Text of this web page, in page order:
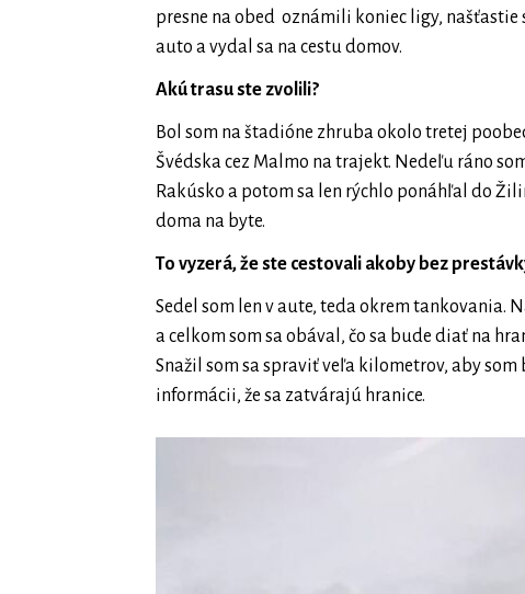
presne na obed oznámili koniec ligy,
auto a vydal sa na cestu domov.
Akú trasu ste zvolili?
Bol som na štadióne zhruba okolo tretej
Švédska cez Malmo na trajekt. Nedeľu ráno
Rakúsko a potom sa len rýchlo ponáhľal do
doma na byte.
To vyzerá, že ste cestovali akoby bez
Sedel som len v aute, teda okrem tankovania.
a celkom som sa obával, čo sa bude diať na
Snažil som sa spraviť veľa kilometrov, aby som
informácii, že sa zatvárajú hranice.